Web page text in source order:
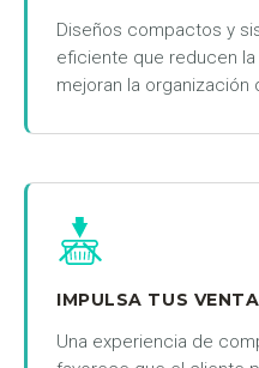
Diseños compactos y
eficiente que reducen
mejoran la organización
IMPULSA TUS
Una experiencia de